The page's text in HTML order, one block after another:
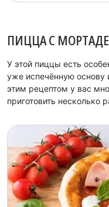
ПИЦЦА С
У этой пиццы есть
уже испечённую основу
этим рецептом у вас
приготовить несколько